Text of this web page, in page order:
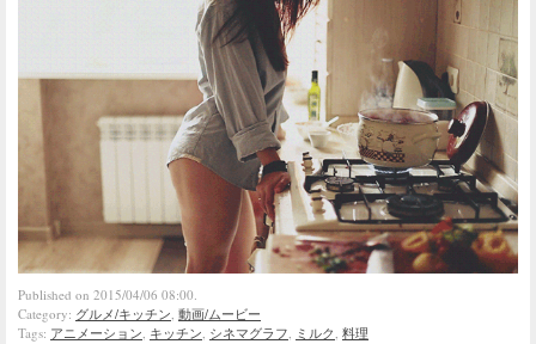
Published on 2015/04/06 08:00.
Category: グルメ/キッチン, 動画/ムービー
Tags: アニメーション, キッチン, シネマグラフ, ミルク, 料理